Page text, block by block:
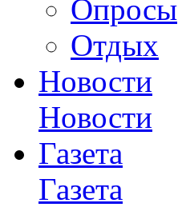
Опросы
Отдых
Новости
Новости
Газета
Газета